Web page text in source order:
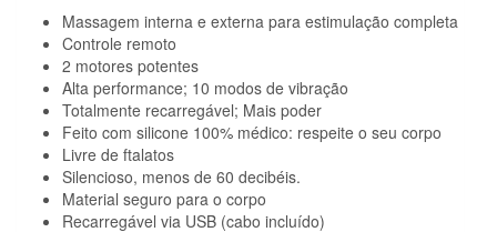
Massagem interna e externa para estimulação completa
Controle remoto
2 motores potentes
Alta performance; 10 modos de vibração
Totalmente recarregável; Mais poder
Feito com silicone 100% médico: respeite o seu corpo
Livre de ftalatos
Silencioso, menos de 60 decibéis.
Material seguro para o corpo
Recarregável via USB (cabo incluído)